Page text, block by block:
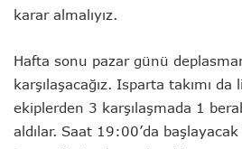
karar almalıyız.
Hafta sonu pazar günü
karşılaşacağız. Isparta takımı
ekiplerden 3 karşılaşmada 1
aldılar. Saat 19:00’da başlayacak